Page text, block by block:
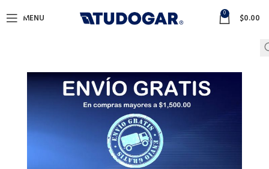
MENU 0 $0.00